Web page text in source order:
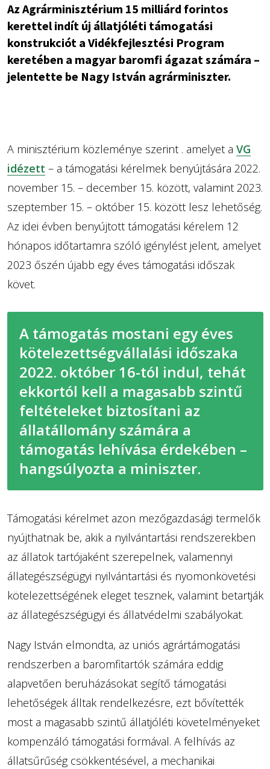
Az Agrárminisztérium 15 milliárd forintos
kerettel indít új állatjóléti támogatási
konstrukciót a Vidékfejlesztési Program
keretében a magyar baromfi ágazat számára –
jelentette be Nagy István agrárminiszter.
A minisztérium közleménye szerint . amelyet a VG
idézett – a támogatási kérelmek benyújtására 2022.
november 15. – december 15. között, valamint 2023.
szeptember 15. – október 15. között lesz lehetőség.
Az idei évben benyújtott támogatási kérelem 12
hónapos időtartamra szóló igénylést jelent, amelyet
2023 őszén újabb egy éves támogatási időszak
követ.
A támogatás mostani egy éves
kötelezettségvállalási időszaka
2022. október 16-tól indul, tehát
ekkortól kell a magasabb szintű
feltételeket biztosítani az
állatállomány számára a
támogatás lehívása érdekében –
hangsúlyozta a miniszter.
Támogatási kérelmet azon mezőgazdasági termelők
nyújthatnak be, akik a nyilvántartási rendszerekben
az állatok tartójaként szerepelnek, valamennyi
állategészségügyi nyilvántartási és nyomonkövetési
kötelezettségének eleget tesznek, valamint betartják
az állategészségügyi és állatvédelmi szabályokat.
Nagy István elmondta, az uniós agrártámogatási
rendszerben a baromfitartók számára eddig
alapvetően beruházásokat segítő támogatási
lehetőségek álltak rendelkezésre, ezt bővítették
most a magasabb szintű állatjóléti követelményeket
kompenzáló támogatási formával. A felhívás az
állatsűrűség csökkentésével, a mechanikai